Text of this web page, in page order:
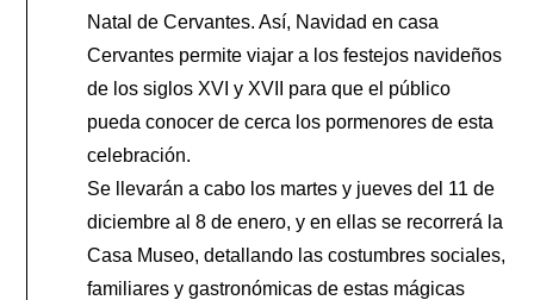
Natal de Cervantes. Así, Navidad en casa
Cervantes permite viajar a los festejos navideños
de los siglos XVI y XVII para que el público
pueda conocer de cerca los pormenores de esta
celebración.
Se llevarán a cabo los martes y jueves del 11 de
diciembre al 8 de enero, y en ellas se recorrerá la
Casa Museo, detallando las costumbres sociales,
familiares y gastronómicas de estas mágicas